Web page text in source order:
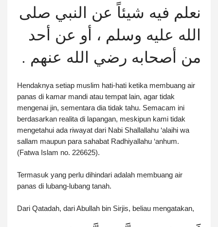
نعلم فيه شيئاً عن النبي صلى
الله عليه وسلم ، أو عن أحد
من أصحابه رضي الله عنهم .
Hendaknya setiap muslim hati-hati ketika membuang air
panas di kamar mandi atau tempat lain, agar tidak
mengenai jin, sementara dia tidak tahu. Semacam ini
berdasarkan realita di lapangan, meskipun kami tidak
mengetahui ada riwayat dari Nabi Shallallahu ‘alaihi wa
sallam maupun para sahabat Radhiyallahu ‘anhum.
(Fatwa Islam no. 226625).
Termasuk yang perlu dihindari adalah membuang air
panas di lubang-lubang tanah.
Dari Qatadah, dari Abullah bin Sirjis, beliau mengatakan,